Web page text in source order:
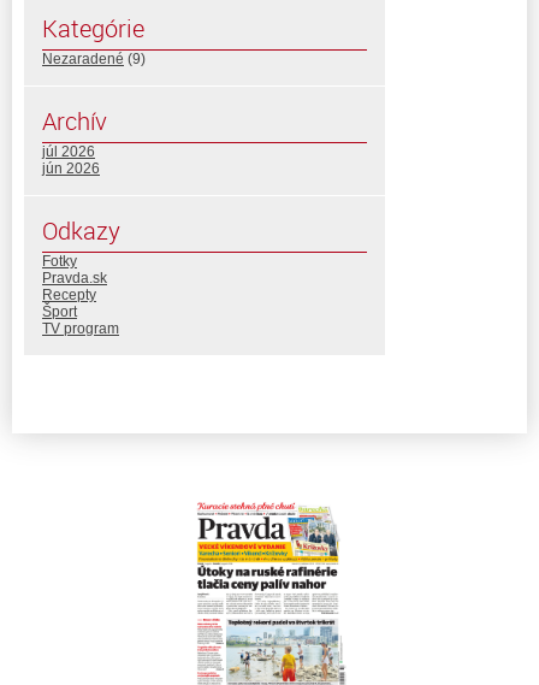
Kategórie
Nezaradené (9)
Archív
júl 2026
jún 2026
Odkazy
Fotky
Pravda.sk
Recepty
Šport
TV program